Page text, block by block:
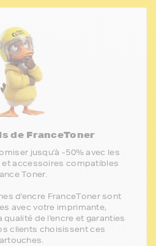
de FranceToner
jusqu'à -50% avec les
accessoires compatibles
Toner.
d'encre FranceToner sont
avec votre imprimante,
de l'encre et garanties
clients choisissent ces